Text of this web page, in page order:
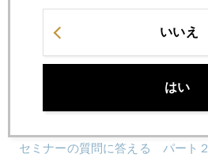
2008年05月28日
セミナーの質問に答える パート２
いいえ
はい